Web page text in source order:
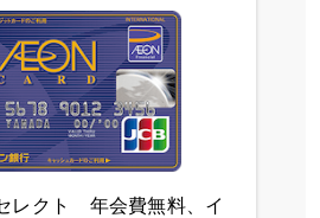
レクト 年会費無料、イ